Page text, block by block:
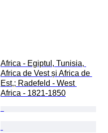
Africa - Egiptul, Tunisia,
Africa de Vest și Africa de
Est,; Radefeld - West
Africa - 1821-1850